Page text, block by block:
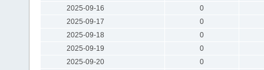
2025-09-16
0
2025-09-17
0
2025-09-18
0
2025-09-19
0
2025-09-20
0